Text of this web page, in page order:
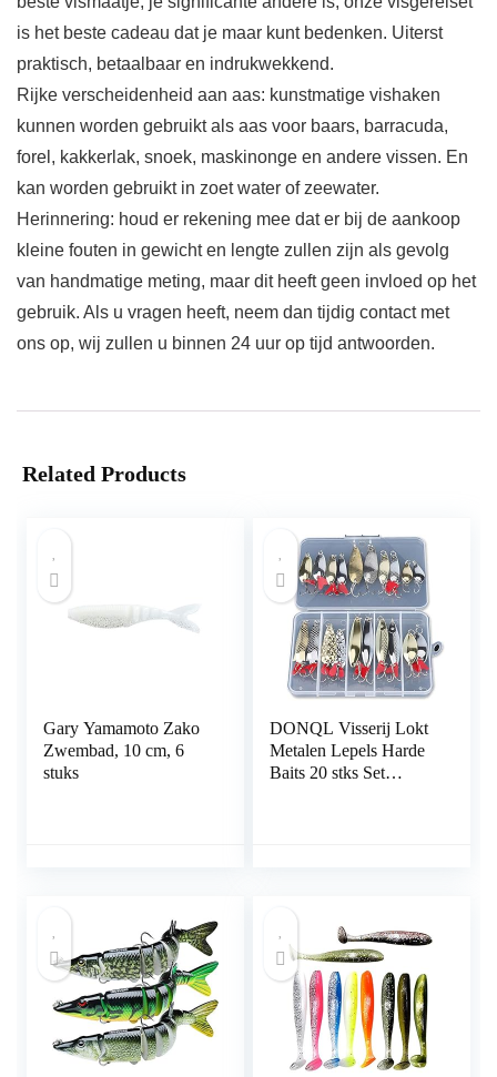
is het beste cadeau dat je maar kunt bedenken. Uiterst
praktisch, betaalbaar en indrukwekkend.
Rijke verscheidenheid aan aas: kunstmatige vishaken
kunnen worden gebruikt als aas voor baars, barracuda,
forel, kakkerlak, snoek, maskinonge en andere vissen. En
kan worden gebruikt in zoet water of zeewater.
Herinnering: houd er rekening mee dat er bij de aankoop
kleine fouten in gewicht en lengte zullen zijn als gevolg
van handmatige meting, maar dit heeft geen invloed op het
gebruik. Als u vragen heeft, neem dan tijdig contact met
ons op, wij zullen u binnen 24 uur op tijd antwoorden.
Related Products
Gary Yamamoto Zako
Zwembad, 10 cm, 6
stuks
DONQL Visserij Lokt
Metalen Lepels Harde
Baits 20 stks Set